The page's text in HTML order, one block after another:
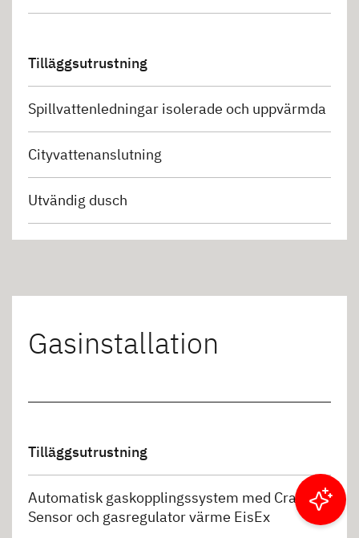
Tilläggsutrustning
Spillvattenledningar isolerade och uppvärmda
Cityvattenanslutning
Utvändig dusch
Gasinstallation
Tilläggsutrustning
Automatisk gaskopplingssystem med Crash
Sensor och gasregulator värme EisEx
Filtrera resultat